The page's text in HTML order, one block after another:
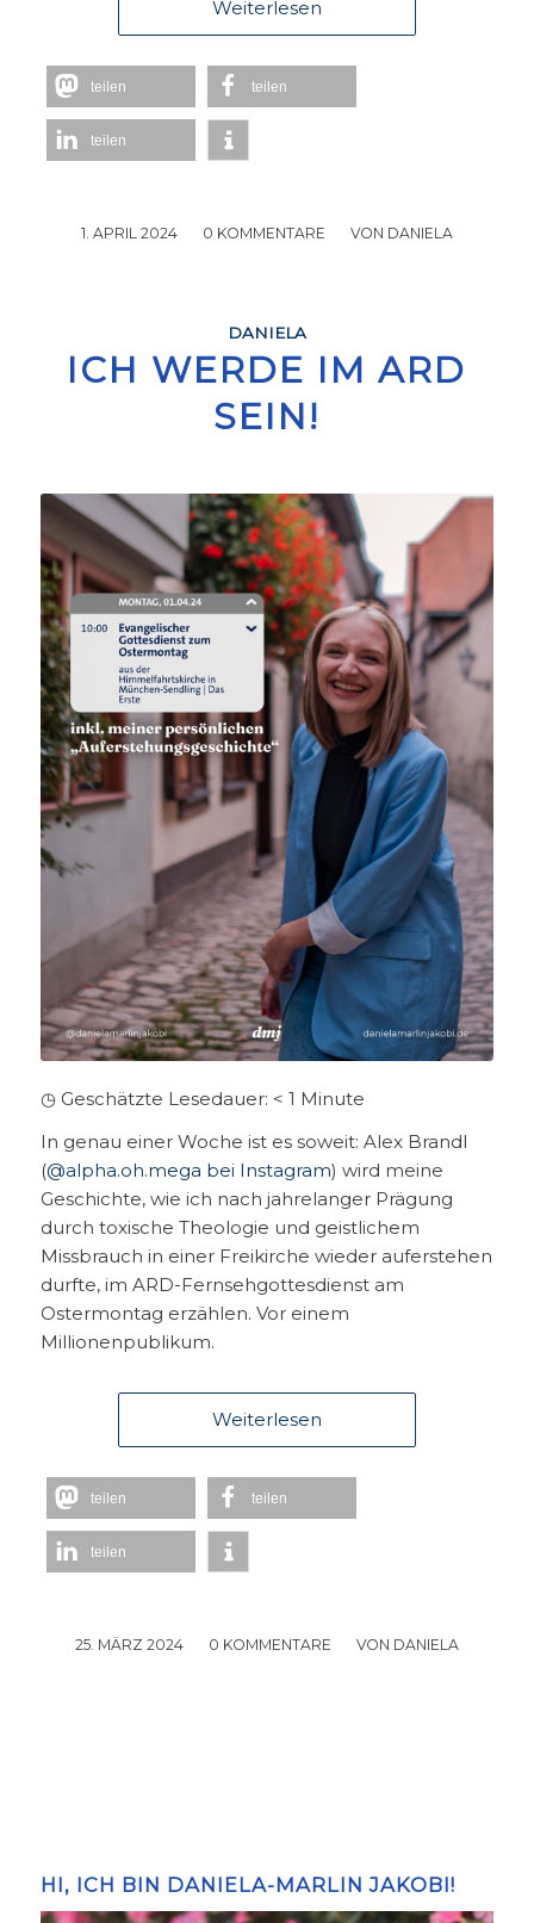
Weiterlesen
teilen teilen
teilen
1. APRIL 2024
/ 0 KOMMENTARE
/ VON DANIELA
DANIELA
ICH WERDE IM ARD
SEIN!
◷ Geschätzte Lesedauer: < 1 Minute
In genau einer Woche ist es soweit: Alex Brandl
(@alpha.oh.mega bei Instagram) wird meine
Geschichte, wie ich nach jahrelanger Prägung
durch toxische Theologie und geistlichem
Missbrauch in einer Freikirche wieder auferstehen
durfte, im ARD-Fernsehgottesdienst am
Ostermontag erzählen. Vor einem
Millionenpublikum.
Weiterlesen
teilen teilen
teilen
25. MÄRZ 2024
/ 0 KOMMENTARE
/ VON DANIELA
HI, ICH BIN DANIELA-MARLIN JAKOBI!